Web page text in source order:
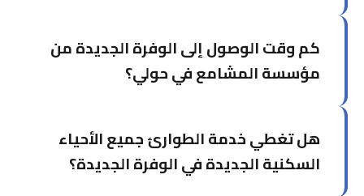
وجود تسريب مياه أو رائحة احتراق. أخبر الفني
بالأعراض التي لاحظتها عند الاتصال.
كم وقت الوصول إلى الوفرة الجديدة من
مؤسسة المشامع في حولي؟
35 إلى 40 دقيقة من حولي، وهذا يشمل طريق
الدائري الأول والعمرانية. في حالات الطوارئ الليلية،
قد يكون الوقت أقصر نظراً لقلة الزحام.
هل تغطي خدمة الطوارئ جميع الأحياء
السكنية الجديدة في الوفرة الجديدة؟